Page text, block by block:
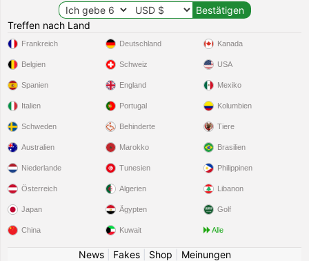
Treffen nach Land
Frankreich
Belgien
Spanien
Italien
Schweden
Deutschland
Schweiz
England
Portugal
Behinderte
Kanada
USA
Mexiko
Kolumbien
Tiere
Australien
Niederlande
Österreich
Japan
China
Marokko
Tunesien
Algerien
Ägypten
Kuwait
Brasilien
Philippinen
Libanon
Golf
Alle
News| Fakes| Shop
Meinungen